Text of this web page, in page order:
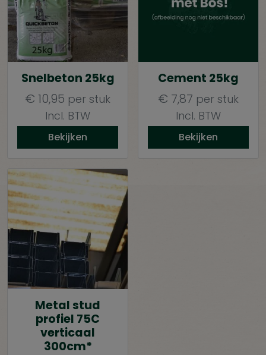
Snelbeton 25kg
€ 10,95 per stuk
Incl. BTW
Bekijken
Cement 25kg
€ 7,87 per stuk
Incl. BTW
Bekijken
Metal stud
profiel 75C
verticaal
300cm*